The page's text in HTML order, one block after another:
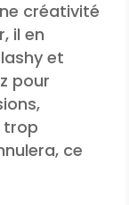
créativité
il en
et
pour
trop
ce